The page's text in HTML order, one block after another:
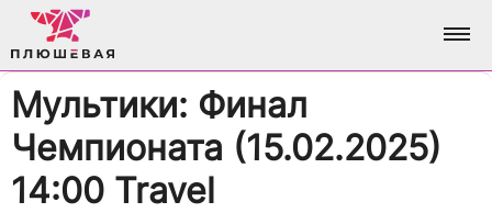
ФОТО
АЛЬБОМЫ
О НАС
Мультики: Финал
Чемпионата (15.02.2025)
14:00 Travel